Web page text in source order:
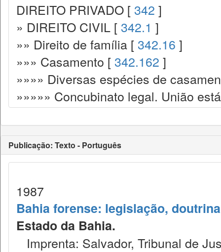
DIREITO PRIVADO [ 342 ]
» DIREITO CIVIL [ 342.1 ]
»» Direito de família [ 342.16 ]
»»» Casamento [ 342.162 ]
»»»» Diversas espécies de
»»»»» Concubinato legal. União
Publicação: Texto - Português
1987
Bahia forense: legislação,
Estado da Bahia.
Imprenta: Salvador, Tribunal de